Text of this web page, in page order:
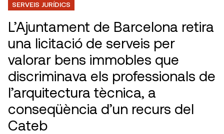
SERVEIS JURÍDICS
L’Ajuntament de Barcelona retira
una licitació de serveis per
valorar bens immobles que
discriminava els professionals de
l’arquitectura tècnica, a
conseqüència d’un recurs del
Cateb